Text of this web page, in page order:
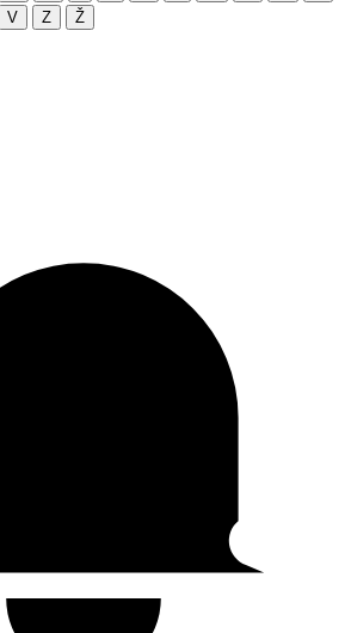
V Z Ž